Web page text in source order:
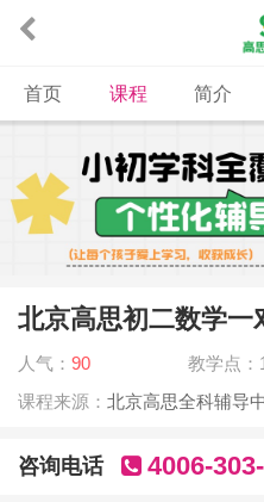
首页 课程 简介
北京高思初二数学一
人气： 90 教学点：
课程来源： 北京高思全科辅导
咨询电话 4006-